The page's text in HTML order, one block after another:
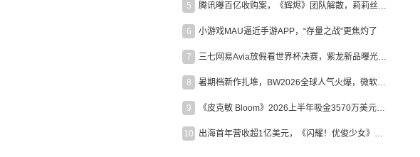
5 腾讯曝百亿收购案，《辉烬》团队解散，莉莉丝新作曝光｜陀螺周报
6 小游戏MAU逼近手游APP，“存量之战”更焦灼了
7 三七网易Avia放假看世界杯决赛，紫龙新品曝光，米哈游新作上线 | 陀螺周报
8 暑期档新作扎堆，BW2026全球人气火爆，微软XBOX大裁员|陀螺周报
9 《皮克敏 Bloom》2026上半年吸金3570万美元，中国台湾成最大市场
10 出海首年营收超1亿美元，《闪耀！优俊少女》美国市场占比达七成